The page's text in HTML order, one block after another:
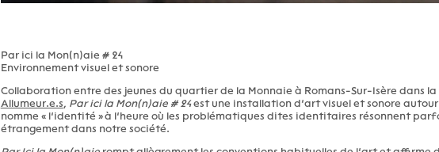
Par ici la Mon(n)aie # 24
Environnement visuel et sonore
Collaboration entre des jeunes du quartier de la Monnaie à Romans-Sur-Isère dans
Allumeur.e.s, Par ici la Mon(n)aie # 24est une installation d’art visuel et sonore autour
nomme « l’identité » à l’heure où les problématiques dites identitaires résonnent
étrangement dans notre société.